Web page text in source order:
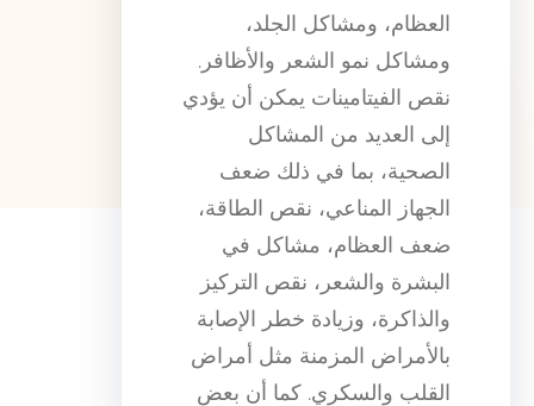
العظام، ومشاكل الجلد،
ومشاكل نمو الشعر والأظافر.
نقص الفيتامينات يمكن أن يؤدي
إلى العديد من المشاكل
الصحية، بما في ذلك ضعف
الجهاز المناعي، نقص الطاقة،
ضعف العظام، مشاكل في
البشرة والشعر، نقص التركيز
والذاكرة، وزيادة خطر الإصابة
بالأمراض المزمنة مثل أمراض
القلب والسكري. كما أن بعض